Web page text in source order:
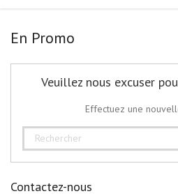
En Promo
Veuillez nous excuser
Effectuez une
Contactez-nous